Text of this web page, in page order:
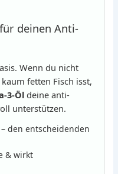
deinen Anti-
Wenn du nicht
fetten Fisch isst,
3-Öl deine anti-
unterstützen.
– den entscheidenden
& wirkt